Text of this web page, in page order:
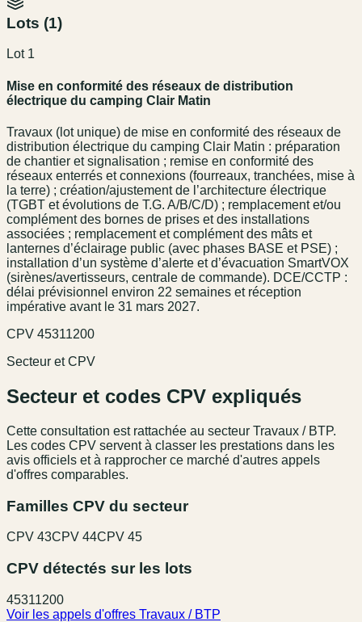
Lots (1)
Lot 1
Mise en conformité des réseaux de distribution
électrique du camping Clair Matin
Travaux (lot unique) de mise en conformité des réseaux de
distribution électrique du camping Clair Matin : préparation
de chantier et signalisation ; remise en conformité des
réseaux enterrés et connexions (fourreaux, tranchées, mise à
la terre) ; création/ajustement de l’architecture électrique
(TGBT et évolutions de T.G. A/B/C/D) ; remplacement et/ou
complément des bornes de prises et des installations
associées ; remplacement et complément des mâts et
lanternes d’éclairage public (avec phases BASE et PSE) ;
installation d’un système d’alerte et d’évacuation SmartVOX
(sirènes/avertisseurs, centrale de commande). DCE/CCTP :
délai prévisionnel environ 22 semaines et réception
impérative avant le 31 mars 2027.
CPV 45311200
Secteur et CPV
Secteur et codes CPV expliqués
Cette consultation est rattachée au secteur Travaux / BTP.
Les codes CPV servent à classer les prestations dans les
avis officiels et à rapprocher ce marché d'autres appels
d'offres comparables.
Familles CPV du secteur
CPV 43CPV 44CPV 45
CPV détectés sur les lots
45311200
Voir les appels d'offres Travaux / BTP